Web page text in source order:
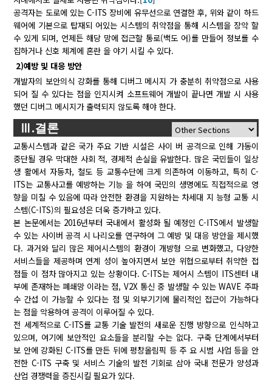
공격자는 도로에 있는 C-ITS 장비에 유무선으로 연결한 후, 위와 같이 하드
웨어에 기본으로 탑재되 어있는 시스템의 취약점을 통해 시스템을 장악 할
수 있게 되며, 언제든 해당 망에 접근할 통로(백도 어)를 만들어 정보를 수
집하거나 신호 체계에 혼란 을 야기 시킬 수 있다.
2)예방 및 대응 방안
개발자의 보안의식 강화를 통해 디버그 메시지 가 충분히 취약점으로 사용
되어 질 수 있다는 점을 인지시켜 소프트웨어 개발이 끝나면 개발 시 사용
했던 디버그 메시지가 출력되지 않도록 해야 한다.
Ⅲ.결론
교통시스템과 같은 국가 주요 기반 시설은 사이 버 공격으로 인해 가동이
중단될 경우 막대한 사회 적, 경제적 손실을 유발한다. 많은 국민들이 일상
생 활에서 자동차, 철도 등 교통수단에 크게 의존하여 이동하고, 특히 C-
ITS는 교통사고를 예방하는 기능 을 하여 국민의 생명에도 직접적으로 영
향을 미칠 수 있음에 따라 안전한 환경을 지원하는 차세대 지 능형 교통 시
스템(C-ITS)의 필요성은 더욱 증가하고 있다.
본 논문에서는 2016년부터 국내에서 활성화 될 예정인 C-ITS에서 발생할
수 있는 사이버 공격 시 나리오를 연구하여 그 예방 및 대응 방안을 제시했
다. 과거와 달리 많은 제어시스템의 환경이 개방형 으로 변화했고, 다양한
서비스들을 제공하며 연계 성이 높아지면서 보안 위협으로부터 취약한 접
점들 이 점차 많아지고 있는 상황이다. C-ITS는 제어시 스템이 ITS센터 내
부에 존재하는 폐쇄망 이라는 점, V2X 통신 중 발생할 수 있는 WAVE 주파
수 간섭 이 가능할 수 있다는 점 및 외부기기에 물리적인 접근이 가능하다
는 점을 악용하여 공격이 이루어질 수 있다.
전 세계적으로 C-ITS를 교통 기술 발전의 새로운 진행 방향으로 인식하고
있으며, 여기에 보안적인 요소들을 분리할 수는 없다. 구축 단계에서부터
보 안에 강화된 C-ITS를 만든 뒤에 평창올림픽 등 주 요 시범 사업 등을 안
전한 C-ITS 구축 및 서비스 기술의 발전 기회로 삼아 국내 전문가 양성과
산업 경쟁력을 증진시킬 필요가 있다.